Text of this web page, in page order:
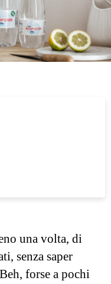
una volta, di
senza saper
forse a pochi